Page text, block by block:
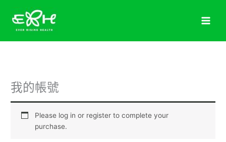
我的帳號
Please log in or register to complete your
purchase.